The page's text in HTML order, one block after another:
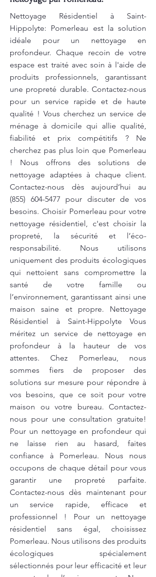
Nettoyage Résidentiel à Saint-
Hippolyte: Pomerleau est la solution
idéale pour un nettoyage en
profondeur. Chaque recoin de votre
espace est traité avec soin à l'aide de
produits professionnels, garantissant
une propreté durable. Contactez-nous
pour un service rapide et de haute
qualité ! Vous cherchez un service de
ménage à domicile qui allie qualité,
fiabilité et prix compétitifs ? Ne
cherchez pas plus loin que Pomerleau
! Nous offrons des solutions de
nettoyage adaptées à chaque client.
Contactez-nous dès aujourd’hui au
(855) 604-5477 pour discuter de vos
besoins. Choisir Pomerleau pour votre
nettoyage résidentiel, c'est choisir la
propreté, la sécurité et l’éco-
responsabilité. Nous utilisons
uniquement des produits écologiques
qui nettoient sans compromettre la
santé de votre famille ou
l’environnement, garantissant ainsi une
maison saine et propre. Nettoyage
Résidentiel à Saint-Hippolyte Vous
méritez un service de nettoyage en
profondeur à la hauteur de vos
attentes. Chez Pomerleau, nous
sommes fiers de proposer des
solutions sur mesure pour répondre à
vos besoins, que ce soit pour votre
maison ou votre bureau. Contactez-
nous pour une consultation gratuite!
Pour un nettoyage en profondeur qui
ne laisse rien au hasard, faites
confiance à Pomerleau. Nous nous
occupons de chaque détail pour vous
garantir une propreté parfaite.
Contactez-nous dès maintenant pour
un service rapide, efficace et
professionnel ! Pour un nettoyage
résidentiel sans égal, choisissez
Pomerleau. Nous utilisons des produits
écologiques spécialement
sélectionnés pour leur efficacité et leur